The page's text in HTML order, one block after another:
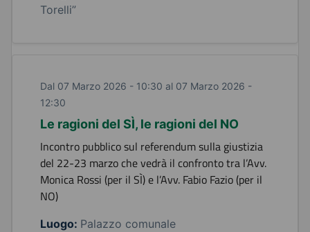
Torelli”
Dal 07 Marzo 2026 - 10:30 al 07 Marzo 2026 -
12:30
Le ragioni del SÌ, le ragioni del NO
Incontro pubblico sul referendum sulla giustizia
del 22-23 marzo che vedrà il confronto tra l’Avv.
Monica Rossi (per il SÌ) e l’Avv. Fabio Fazio (per il
NO)
Luogo: Palazzo comunale